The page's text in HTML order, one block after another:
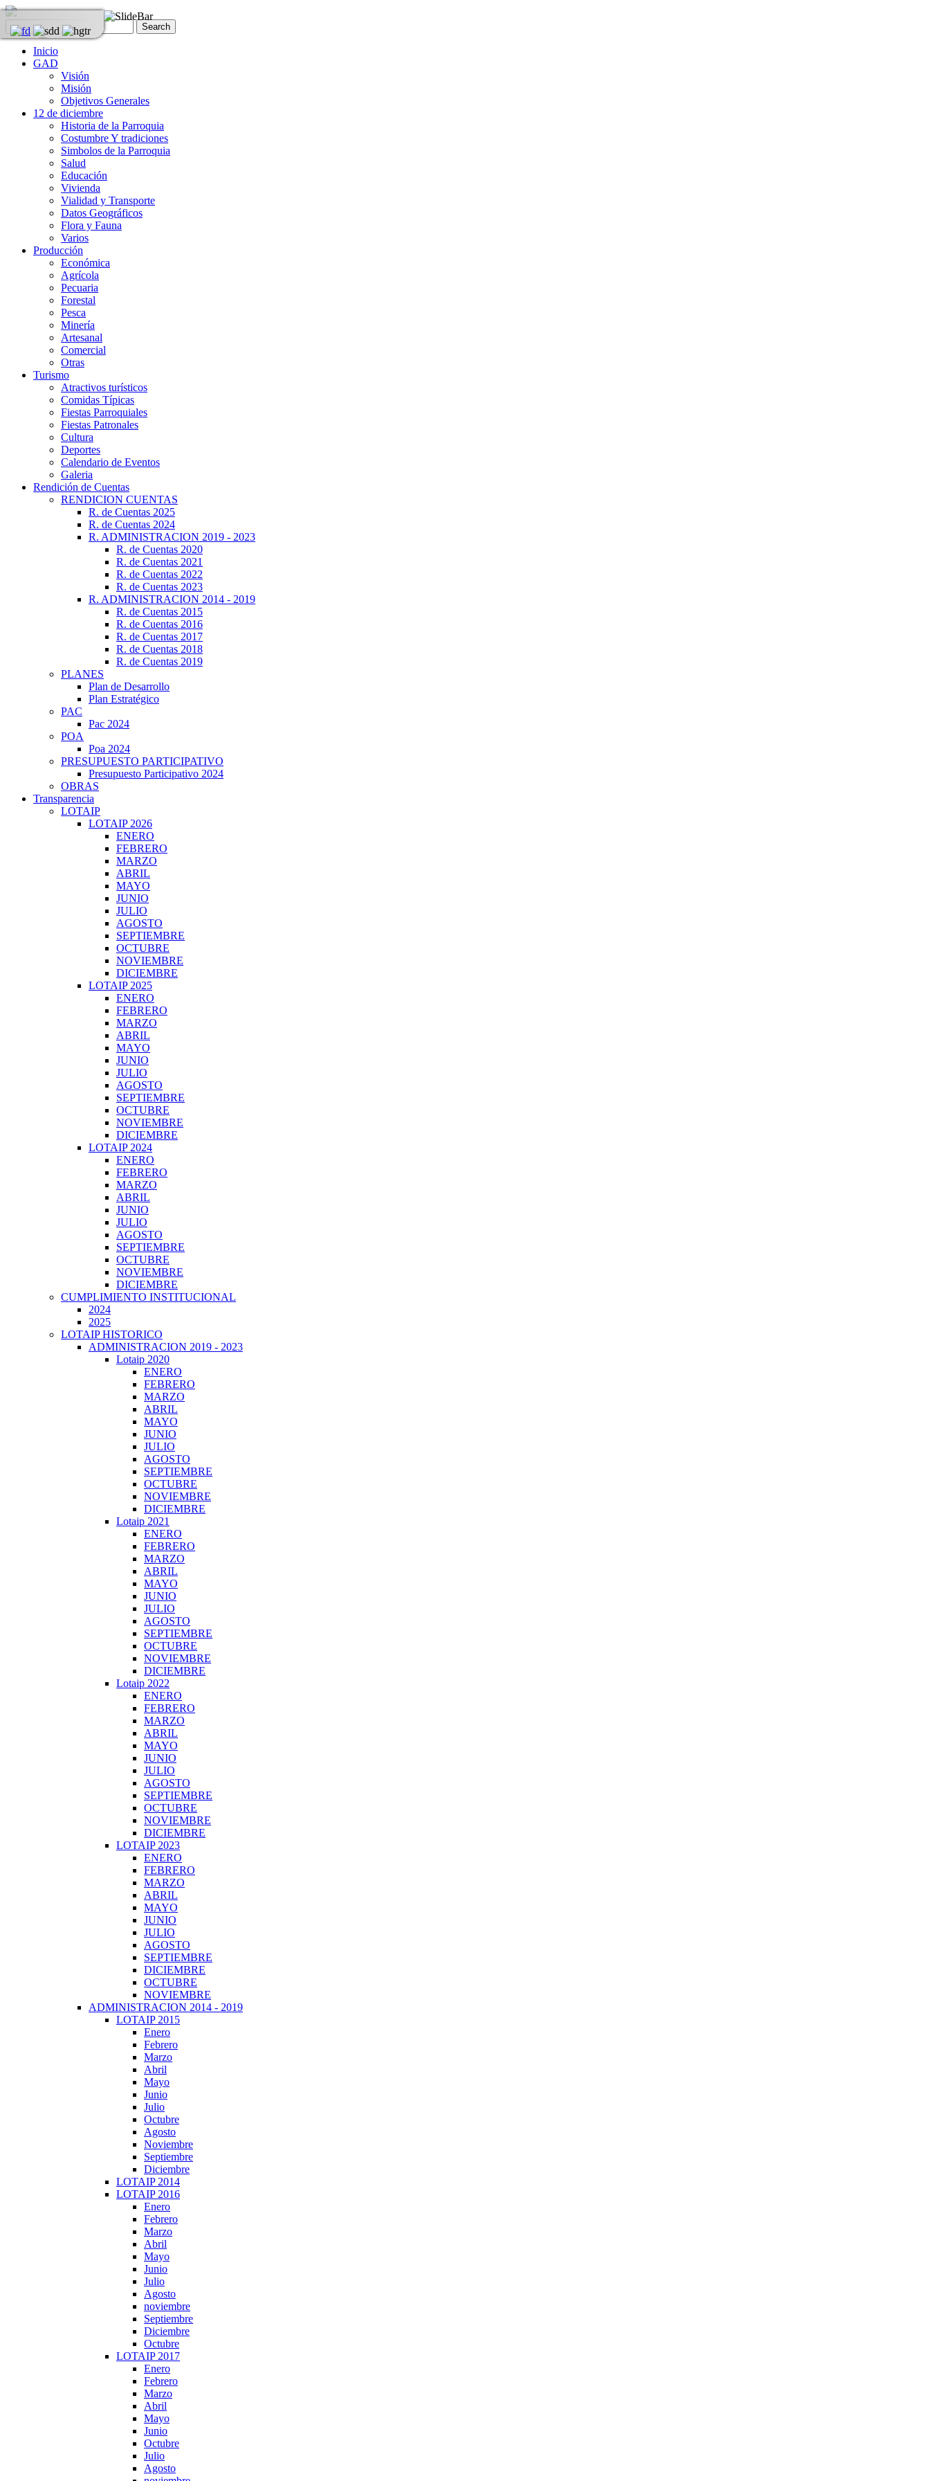
Inicio
GAD
Visión
Misión
Objetivos Generales
12 de diciembre
Historia de la Parroquia
Costumbre Y tradiciones
Simbolos de la Parroquia
Salud
Educación
Vivienda
Vialidad y Transporte
Datos Geográficos
Flora y Fauna
Varios
Producción
Económica
Agrícola
Pecuaria
Forestal
Pesca
Minería
Artesanal
Comercial
Otras
Turismo
Atractivos turísticos
Comidas Típicas
Fiestas Parroquiales
Fiestas Patronales
Cultura
Deportes
Calendario de Eventos
Galeria
Rendición de Cuentas
RENDICION CUENTAS
R. de Cuentas 2025
R. de Cuentas 2024
R. ADMINISTRACION 2019 - 2023
R. de Cuentas 2020
R. de Cuentas 2021
R. de Cuentas 2022
R. de Cuentas 2023
R. ADMINISTRACION 2014 - 2019
R. de Cuentas 2015
R. de Cuentas 2016
R. de Cuentas 2017
R. de Cuentas 2018
R. de Cuentas 2019
PLANES
Plan de Desarrollo
Plan Estratégico
PAC
Pac 2024
POA
Poa 2024
PRESUPUESTO PARTICIPATIVO
Presupuesto Participativo 2024
OBRAS
Transparencia
LOTAIP
LOTAIP 2026
ENERO
FEBRERO
MARZO
ABRIL
MAYO
JUNIO
JULIO
AGOSTO
SEPTIEMBRE
OCTUBRE
NOVIEMBRE
DICIEMBRE
LOTAIP 2025
ENERO
FEBRERO
MARZO
ABRIL
MAYO
JUNIO
JULIO
AGOSTO
SEPTIEMBRE
OCTUBRE
NOVIEMBRE
DICIEMBRE
LOTAIP 2024
ENERO
FEBRERO
MARZO
ABRIL
JUNIO
JULIO
AGOSTO
SEPTIEMBRE
OCTUBRE
NOVIEMBRE
DICIEMBRE
CUMPLIMIENTO INSTITUCIONAL
2024
2025
LOTAIP HISTORICO
ADMINISTRACION 2019 - 2023
Lotaip 2020
ENERO
FEBRERO
MARZO
ABRIL
MAYO
JUNIO
JULIO
AGOSTO
SEPTIEMBRE
OCTUBRE
NOVIEMBRE
DICIEMBRE
Lotaip 2021
ENERO
FEBRERO
MARZO
ABRIL
MAYO
JUNIO
JULIO
AGOSTO
SEPTIEMBRE
OCTUBRE
NOVIEMBRE
DICIEMBRE
Lotaip 2022
ENERO
FEBRERO
MARZO
ABRIL
MAYO
JUNIO
JULIO
AGOSTO
SEPTIEMBRE
OCTUBRE
NOVIEMBRE
DICIEMBRE
LOTAIP 2023
ENERO
FEBRERO
MARZO
ABRIL
MAYO
JUNIO
JULIO
AGOSTO
SEPTIEMBRE
DICIEMBRE
OCTUBRE
NOVIEMBRE
ADMINISTRACION 2014 - 2019
LOTAIP 2015
Enero
Febrero
Marzo
Abril
Mayo
Junio
Julio
Octubre
Agosto
Noviembre
Septiembre
Diciembre
LOTAIP 2014
LOTAIP 2016
Enero
Febrero
Marzo
Abril
Mayo
Junio
Julio
Agosto
noviembre
Septiembre
Diciembre
Octubre
LOTAIP 2017
Enero
Febrero
Marzo
Abril
Mayo
Junio
Octubre
Julio
Agosto